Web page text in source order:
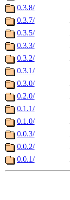
0.3.8/
0.3.7/
0.3.5/
0.3.3/
0.3.2/
0.3.1/
0.3.0/
0.2.0/
0.1.1/
0.1.0/
0.0.3/
0.0.2/
0.0.1/